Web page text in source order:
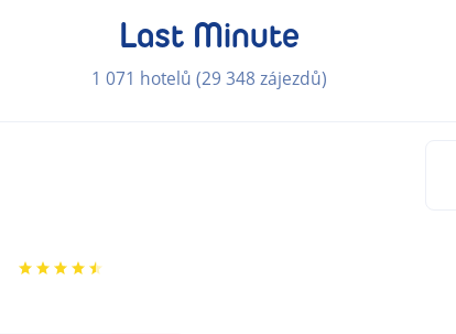
Last Minute
1 071 hotelů (29 348 zájezdů)